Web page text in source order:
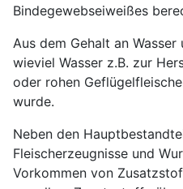
Bindegewebseiweißes
Aus dem Gehalt an
wieviel Wasser z.B. zur
oder rohen
wurde.
Neben den
Fleischerzeugnisse und
Vorkommen von